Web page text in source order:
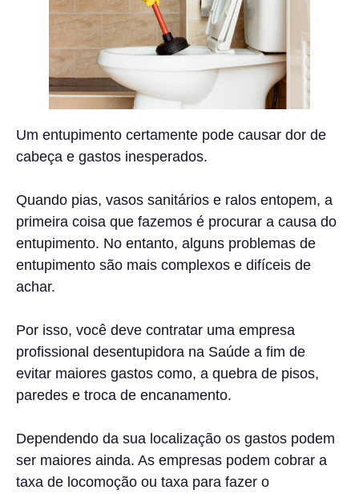
Um entupimento certamente pode causar dor de
cabeça e gastos inesperados.
Quando pias, vasos sanitários e ralos entopem, a
primeira coisa que fazemos é procurar a causa do
entupimento. No entanto, alguns problemas de
entupimento são mais complexos e difíceis de
achar.
Por isso, você deve contratar uma empresa
profissional desentupidora na Saúde a fim de
evitar maiores gastos como, a quebra de pisos,
paredes e troca de encanamento.
Dependendo da sua localização os gastos podem
ser maiores ainda. As empresas podem cobrar a
taxa de locomoção ou taxa para fazer o